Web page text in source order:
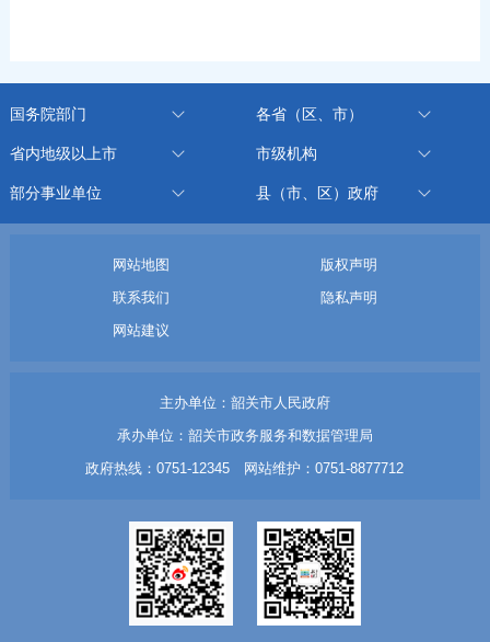
国务院部门 各省（区、市）
省内地级以上市 市级机构
部分事业单位 县（市、区）政府
网站地图
版权声明
联系我们
隐私声明
网站建议
主办单位：韶关市人民政府
承办单位：韶关市政务服务和数据管理局
政府热线：0751-12345 网站维护：0751-8877712